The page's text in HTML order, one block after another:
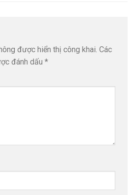
được hiển thị công khai. Các
đánh dấu *